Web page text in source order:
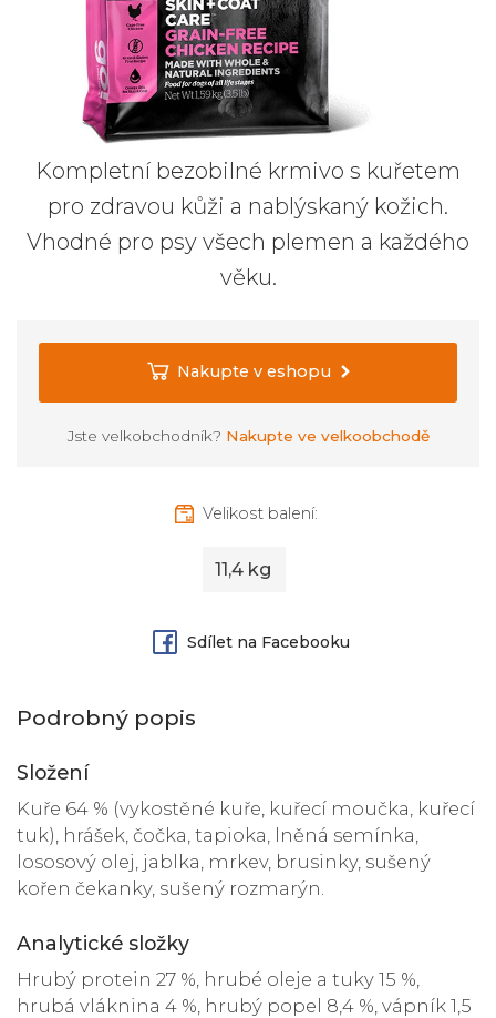
Kompletní bezobilné krmivo s kuřetem
pro zdravou kůži a nablýskaný kožich.
Vhodné pro psy všech plemen a každého
věku.
Nakupte v eshopu
Jste velkobchodník? Nakupte ve velkoobchodě
Velikost balení:
11,4 kg
Sdílet na Facebooku
Podrobný popis
Složení
Kuře 64 % (vykostěné kuře, kuřecí moučka, kuřecí
tuk), hrášek, čočka, tapioka, lněná semínka,
lososový olej, jablka, mrkev, brusinky, sušený
kořen čekanky, sušený rozmarýn.
Analytické složky
Hrubý protein 27 %, hrubé oleje a tuky 15 %,
hrubá vláknina 4 %, hrubý popel 8,4 %, vápník 1,5